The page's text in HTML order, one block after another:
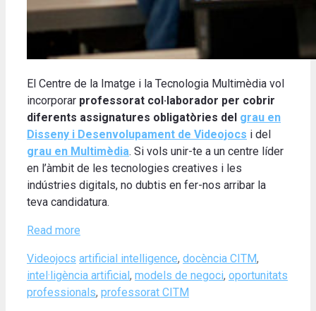
El Centre de la Imatge i la Tecnologia Multimèdia vol
incorporar professorat col·laborador per cobrir
diferents assignatures obligatòries del grau en
Disseny i Desenvolupament de Videojocs i del
grau en Multimèdia. Si vols unir-te a un centre líder
en l’àmbit de les tecnologies creatives i les
indústries digitals, no dubtis en fer-nos arribar la
teva candidatura.
Read more
Categories
Videojocs Tags
artificial intelligence, docència CITM,
intel·ligència artificial, models de negoci, oportunitats
professionals, professorat CITM